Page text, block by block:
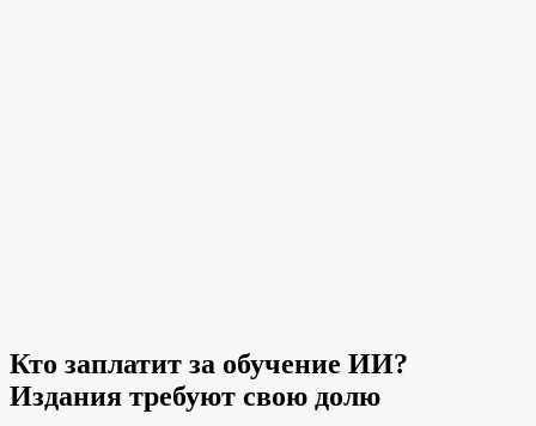
Кто заплатит за обучение ИИ?
Издания требуют свою долю